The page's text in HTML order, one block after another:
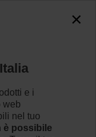
e i
web
nel tuo
è possibile